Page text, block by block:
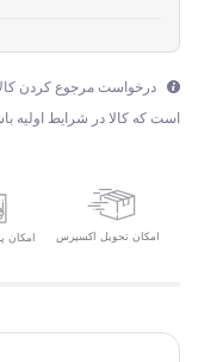
درخواست مرجوع کردن کالا
است که کالا در شرایط اولیه
امکان تحویل اکسپرس امکان